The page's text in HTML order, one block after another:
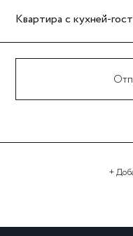
Квартира с кухней-
+